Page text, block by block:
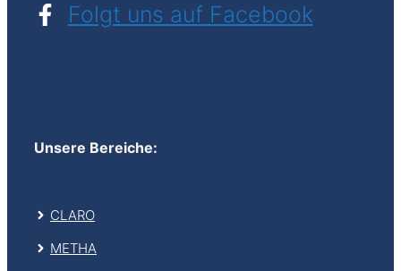
Folgt uns auf Facebook
Unsere Bereiche:
CLARO
METHA